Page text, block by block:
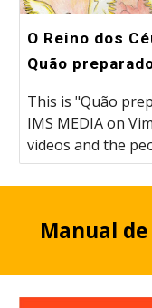
O Reino dos
Quão
This is "Quão
IMS MEDIA on
videos and the
Manual